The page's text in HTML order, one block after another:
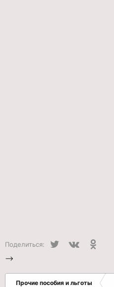
Поделиться: Twitter
-->
Прочие пособия и льготы